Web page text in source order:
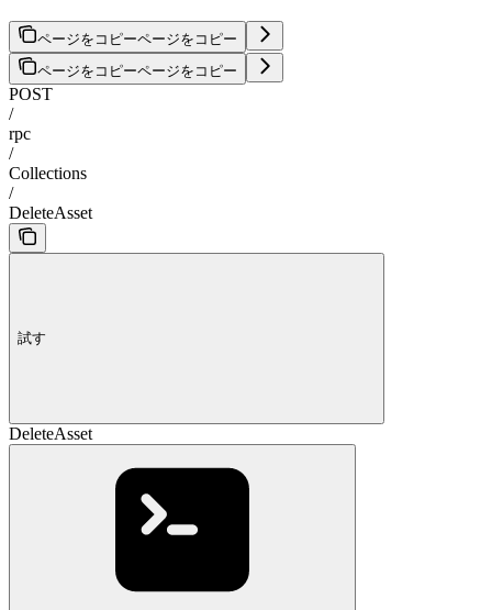
ページをコピーページをコピー
ページをコピーページをコピー
POST
/
rpc
/
Collections
/
DeleteAsset
試す
DeleteAsset